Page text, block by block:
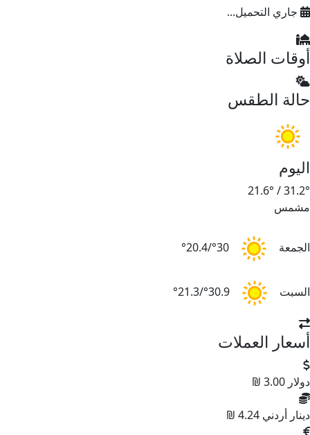
جاري التحميل...
أوقات الصلاة
حالة الطقس
اليوم
31.2°
/
21.6°
مشمس
الجمعة 30°/20.4°
السبت 30.9°/21.3°
أسعار العملات
دولار 3.00 ₪
دينار أردني 4.24 ₪